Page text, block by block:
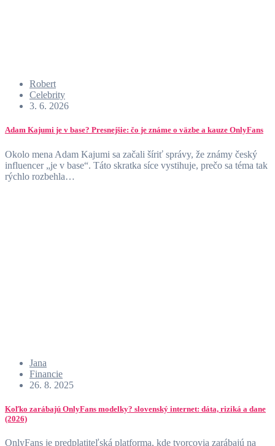
Robert
Celebrity
3. 6. 2026
Adam Kajumi je v base? Presnejšie: čo je známe o väzbe a kauze OnlyFans
Okolo mena Adam Kajumi sa začali šíriť správy, že známy český
influencer „je v base“. Táto skratka síce vystihuje, prečo sa téma tak
rýchlo rozbehla…
Jana
Financie
26. 8. 2025
Koľko zarábajú OnlyFans modelky? slovenský internet: dáta, riziká a dane
(2026)
OnlyFans je predplatiteľská platforma, kde tvorcovia zarábajú na